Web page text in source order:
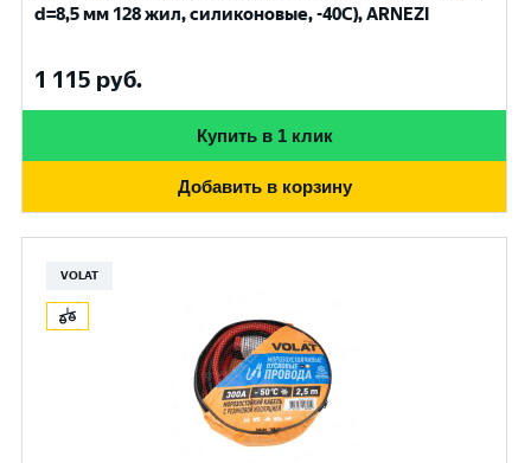
d=8,5 мм 128 жил, силиконовые, -40С), ARNEZI
1 115 руб.
Купить в 1 клик
Добавить в корзину
VOLAT